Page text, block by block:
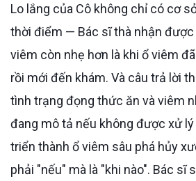
Lo lắng của Cô không chỉ có cơ sở mà còn rất đúng
thời điểm — Bác sĩ thà nhận được
viêm còn nhẹ hơn là khi ổ viêm
rồi mới đến khám. Và câu trả lời
tình trạng đọng thức ăn và viêm
đang mô tả nếu không được xử
triển thành ổ viêm sâu phá hủy
phải "nếu" mà là "khi nào". Bác sĩ